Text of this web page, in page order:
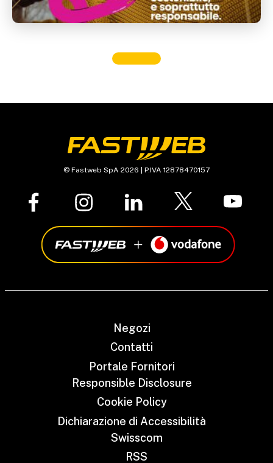
© Fastweb SpA 2026 | P.IVA 12878470157
Negozi
Contatti
Portale Fornitori
Responsible Disclosure
Cookie Policy
Dichiarazione di Accessibilità
Swisscom
RSS